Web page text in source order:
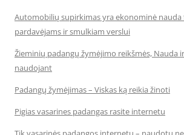
Automobilių supirkimas yra ekonominė nauda
pardavėjams ir smulkiam verslui
Žieminių padangų žymėjimo reikšmės, Nauda
naudojant
Padangų žymėjimas – Viskas ką reikia žinoti
Pigias vasarines padangas rasite internetu